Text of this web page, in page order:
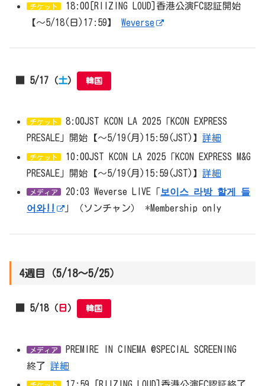
チケット
18:00[RIIZING LOUD]香港公演FC認証開始
【〜5/18(日)17:59】Weverse
■ 5/17（土） 韓国
チケット
8:00JST KCON LA 2025「KCON EXPRESS
PRESALE」開始【～5/19(月)15:59(JST)】詳細
チケット
10:00JST KCON LA 2025「KCON EXPRESS M&G
PRESALE」開始【～5/19(月)15:59(JST)】詳細
メディア 20:03 Weverse LIVE「 보이스 라방 할게 들
어와!!
」（ソンチャン） *Membership only
4週目（5/18～5/25）
■ 5/18（日 ） 韓国
メディア
PREMIRE IN CINEMA @SPECIAL SCREENING
終了詳細
17:59 [RIIZING LOUD]香港公演FC認証終了